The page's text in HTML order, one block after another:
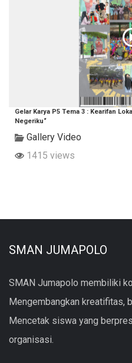
Gelar Karya P5 Tema 3 : Kearifan
Negeriku“
Gallery Video
1415 views
SMAN JUMAPOLO
SMAN Jumapolo membiliki
Mengembangkan kreatifitas,
Mencetak siswa yang
organisasi.